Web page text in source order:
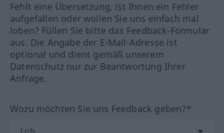
Fehlt eine Übersetzung, ist Ihnen ein Fehler
aufgefallen oder wollen Sie uns einfach mal
loben? Füllen Sie bitte das Feedback-Formular
aus. Die Angabe der E-Mail-Adresse ist
optional und dient gemäß unserem
Datenschutz nur zur Beantwortung Ihrer
Anfrage.
Wozu möchten Sie uns Feedback geben?*